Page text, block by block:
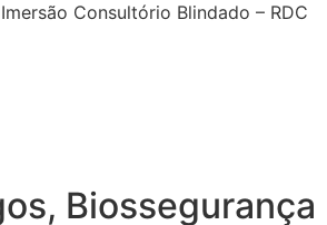
Consultório Blindado – RDC
, Biossegurança